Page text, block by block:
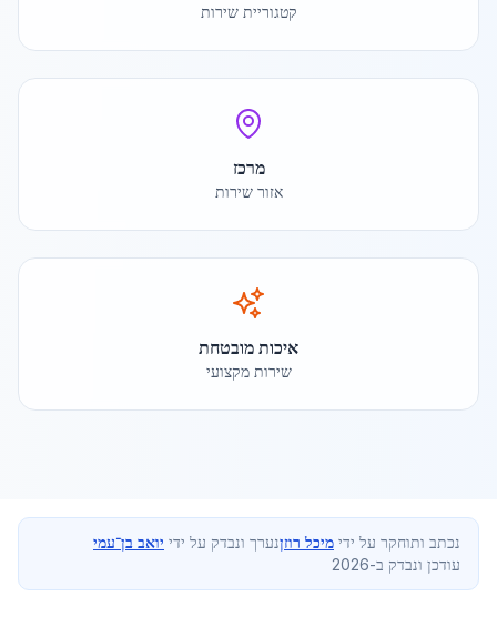
קטגוריית שירות
מרכז
אזור שירות
איכות מובטחת
שירות מקצועי
נכתב ותוחקר על ידי מיכל רוזןנערך ונבדק על ידי יואב בן־עמי
עודכן ונבדק ב-2026